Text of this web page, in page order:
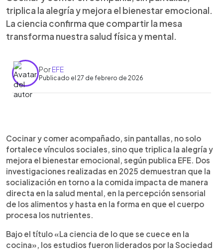
triplica la alegría y mejora el bienestar emocional.
La ciencia confirma que compartir la mesa
transforma nuestra salud física y mental.
PorEFE
Publicado el 27 de febrero de 2026
Escuchar artículo
Cocinar y comer en compañía, sin pantallas,
triplica la alegría y mejora el bienestar emocional,
según dos investigaciones realizadas en 2025 por
la Sociedad Española de Neurología, la
Universidad Rey Juan Carlos y el CIBEROBN. Los
estudios revelan que la socialización durante las
comidas aumenta la felicidad en un 232 % y
reduce el sentimiento de rechazo en un 23,5 %. En
cambio, el uso de dispositivos móviles disminuye
la alegría en un 32 %, incrementa el estrés y
favorece hábitos menos conscientes. Comer
Cocinar y comer acompañado, sin pantallas, no solo
fortalece vínculos sociales, sino que triplica la alegría y
mejora el bienestar emocional, según publica EFE. Dos
investigaciones realizadas en 2025 demuestran que la
socialización en torno a la comida impacta de manera
directa en la salud mental, en la percepción sensorial
de los alimentos y hasta en la forma en que el cuerpo
procesa los nutrientes.
Bajo el título «La ciencia de lo que se cuece en la
cocina», los estudios fueron liderados por la Sociedad